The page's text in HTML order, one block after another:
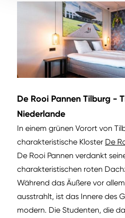
De Rooi Pannen Tilburg -
Niederlande
In einem grünen Vorort von
charakteristische Kloster De
De Rooi Pannen verdankt
charakteristischen roten
Während das Äußere vor
ausstrahlt, ist das Innere des
modern. Die Studenten, die